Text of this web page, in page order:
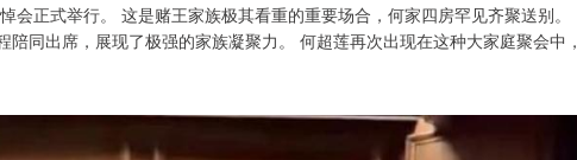
正式举行。 这是赌王家族极其看重的重要场合，何家四房罕见齐聚送别。
同出席，展现了极强的家族凝聚力。 何超莲再次出现在这种大家庭聚会中，